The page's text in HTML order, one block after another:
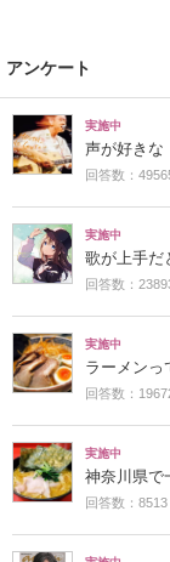
アンケート
実施中
声が好きな
回答数：
実施中
歌が上手だ
回答数：
実施中
ラーメンっ
回答数：
実施中
神奈川県で
回答数：8513